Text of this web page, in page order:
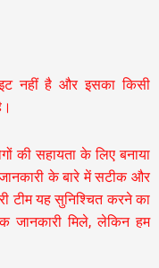
नहीं है और इसका किसी
की सहायता के लिए बनाया
के बारे में सटीक और
टीम यह सुनिश्चित करने का
मिले, लेकिन हम